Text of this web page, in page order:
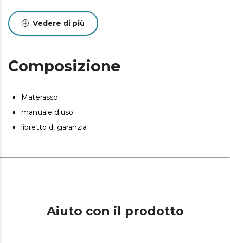
morbidezza, elevata traspirabilità, resistenza e facilità di
ottimale non dipende dalla stagione.
trasporto a casa tua nelle migliori condizioni.
Vedere di più
Composizione
Materasso
manuale d'uso
libretto di garanzia
Aiuto con il prodotto